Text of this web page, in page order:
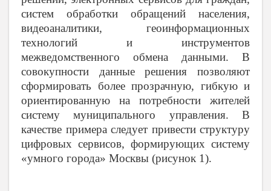
систем обработки обращений населения,
видеоаналитики, геоинформационных
технологий и инструментов
межведомственного обмена данными. В
совокупности данные решения позволяют
сформировать более прозрачную, гибкую и
ориентированную на потребности жителей
систему муниципального управления. В
качестве примера следует привести структуру
цифровых сервисов, формирующих систему
«умного города» Москвы (рисунок 1).